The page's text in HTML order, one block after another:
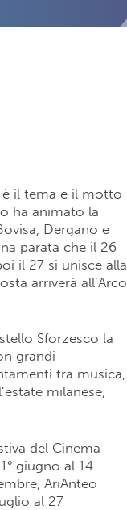
è il tema e il motto
ha animato la
Dergano e
parata che il 26
il 27 si unisce alla
arriverà all’Arco
Sforzesco la
grandi
tra musica,
milanese,
del Cinema
giugno al 14
AriAnteo
al 27